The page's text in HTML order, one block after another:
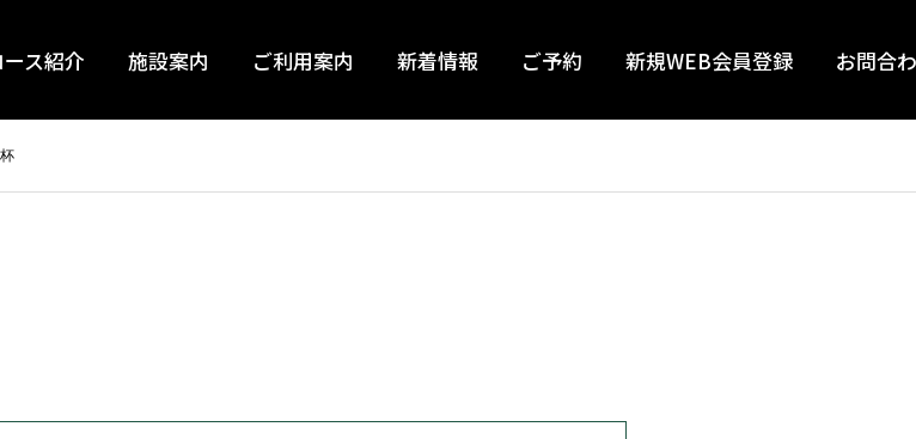
ース紹介 施設案内 ご利用案内 新着情報 ご予約 新規WEB会員登録 お問合